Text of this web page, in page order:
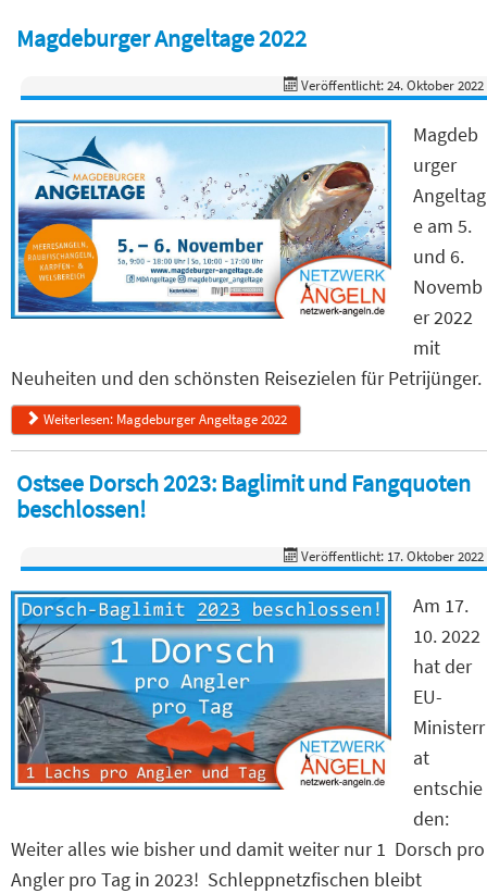
Magdeburger Angeltage 2022
Veröffentlicht: 24. Oktober 2022
Magdeb
urger
Angeltag
e am 5.
und 6.
Novemb
er 2022
mit
Neuheiten und den schönsten Reisezielen für Petrijünger.
Weiterlesen: Magdeburger Angeltage 2022
Ostsee Dorsch 2023: Baglimit und Fangquoten
beschlossen!
Veröffentlicht: 17. Oktober 2022
Am 17.
10. 2022
hat der
EU-
Ministerr
at
entschie
den:
Weiter alles wie bisher und damit weiter nur 1 Dorsch pro
Angler pro Tag in 2023! Schleppnetzfischen bleibt